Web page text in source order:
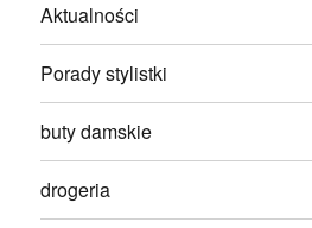
Aktualności
Porady stylistki
buty damskie
drogeria